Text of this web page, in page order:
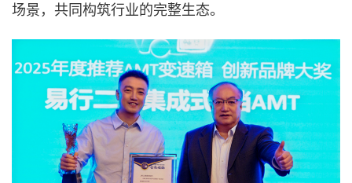
场景，共同构筑行业的完整生态。